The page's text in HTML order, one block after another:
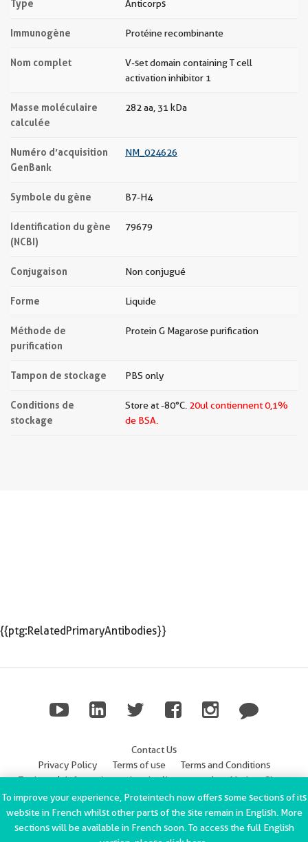
Type Anticorps
Immunogène Protéine recombinante
Nom complet
V-set domain containing T cell
activation inhibitor 1
Masse moléculaire
calculée
282 aa, 31 kDa
Numéro d’acquisition
GenBank
NM_024626
Symbole du gène B7-H4
Identification du gène
(NCBI)
79679
Conjugaison Non conjugué
Forme Liquide
Méthode de
purification
Protein G Magarose purification
Tampon de stockage PBS only
Conditions de
stockage
Store at -80°C. 20ul contiennent 0,1%
de BSA.
{{ptg:RelatedPrimaryAntibodies}}
Contact Us
Privacy Policy
Terms of use
Terms and Conditions
Trademark Information
Imprint (Impressum)
Modern Slavery
Statement
ChromoTek GmbH Privacy Policy
Copyright © 2002-2022
Proteintech Group, Inc. All rights reserved.
To improve your experience, Proteintech now offers some sections of its
website in French whilst other parts of the site remain in English. More
sections will be available in French soon. To access the full English